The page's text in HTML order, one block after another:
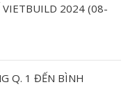
VIETBUILD 2024 (08-
Q. 1 ĐẾN BÌNH